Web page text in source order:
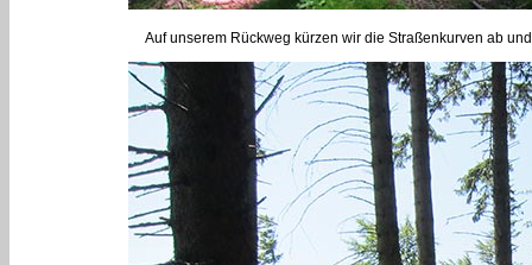
Auf unserem Rückweg kürzen wir die Straßenkurven ab